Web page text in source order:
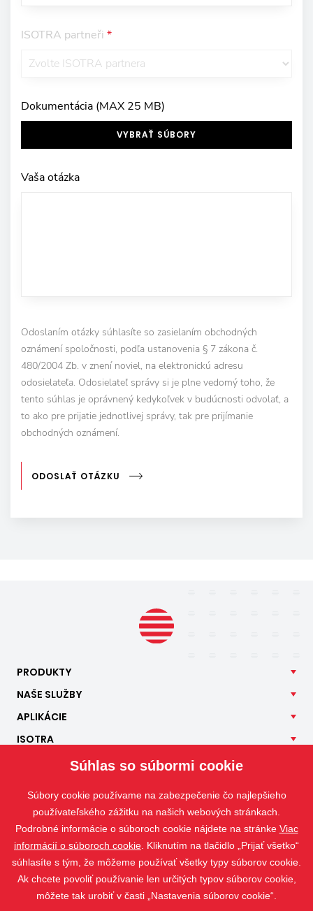
ISOTRA partneři *
Dokumentácia (MAX 25 MB)
VYBRAŤ SÚBORY
Vaša otázka
Odoslaním otázky súhlasíte so zasielaním obchodných
oznámení spoločnosti, podľa ustanovenia § 7 zákona č.
480/2004 Zb. v znení noviel, na elektronickú adresu
odosielateľa. Odosielateľ správy si je plne vedomý toho, že
tento súhlas je oprávnený kedykoľvek v budúcnosti odvolať, a
to ako pre prijatie jednotlivej správy, tak pre prijímanie
obchodných oznámení.
ODOSLAŤ OTÁZKU
PRODUKTY
NAŠE SLUŽBY
APLIKÁCIE
ISOTRA
Súhlas so súbormi cookie
Súbory cookie používame na zabezpečenie čo najlepšieho
používateľského zážitku na našich webových stránkach.
Podrobné informácie o súboroch cookie nájdete na stránke Viac
informácií o súboroch cookie . Kliknutím na tlačidlo „Prijať všetko“
súhlasíte s tým, že môžeme používať všetky typy súborov cookie.
Ak chcete povoliť používanie len určitých typov súborov cookie,
môžete tak urobiť v časti „Nastavenia súborov cookie“.